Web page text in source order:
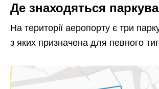
Де знаходяться
На території аеропорту є три
з яких призначена для певного